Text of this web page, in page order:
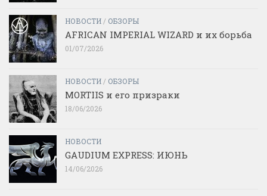
НОВОСТИ/ ОБЗОРЫ
AFRICAN IMPERIAL WIZARD и их борьба
01/07/2026
НОВОСТИ/ ОБЗОРЫ
MORTIIS и его призраки
18/06/2026
НОВОСТИ
GAUDIUM EXPRESS: ИЮНЬ
14/06/2026